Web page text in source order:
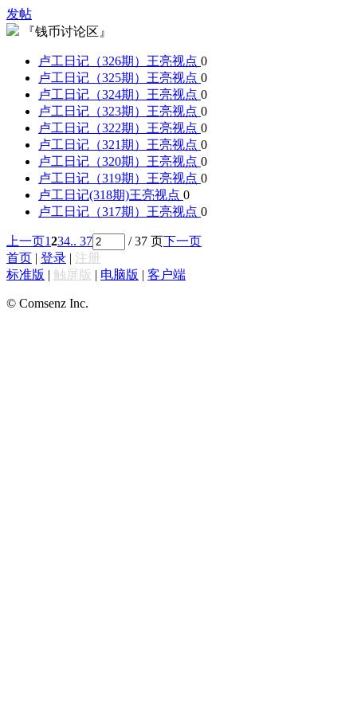
发帖
『钱币讨论区』
卢工日记（326期） 王亮视点 0
卢工日记（325期） 王亮视点 0
卢工日记（324期） 王亮视点 0
卢工日记（323期） 王亮视点 0
卢工日记（322期） 王亮视点 0
卢工日记（321期） 王亮视点 0
卢工日记（320期） 王亮视点 0
卢工日记（319期） 王亮视点 0
卢工日记(318期)王亮视点 0
卢工日记（317期） 王亮视点 0
上一页1234.. 37 / 37 页下一页
首页 | 登录 | 注册
标准版 | 触屏版 | 电脑版 | 客户端
© Comsenz Inc.